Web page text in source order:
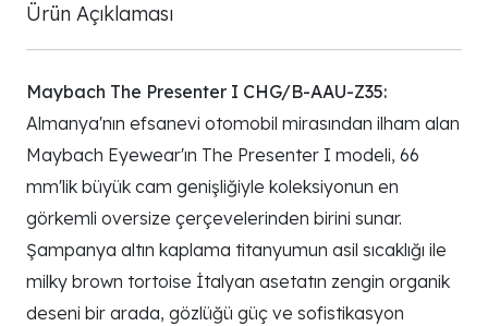
Ürün Açıklaması
Maybach The Presenter I CHG/B-AAU-Z35:
Almanya'nın efsanevi otomobil mirasından ilham alan
Maybach Eyewear'ın The Presenter I modeli, 66
mm'lik büyük cam genişliğiyle koleksiyonun en
görkemli oversize çerçevelerinden birini sunar.
Şampanya altın kaplama titanyumun asil sıcaklığı ile
milky brown tortoise İtalyan asetatın zengin organik
deseni bir arada, gözlüğü güç ve sofistikasyon